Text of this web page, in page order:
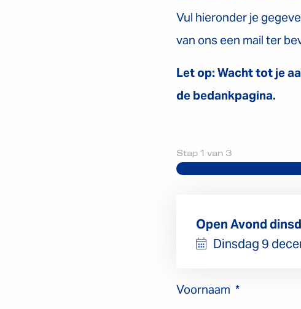
Vul hieronder je
van ons een mail ter
Let op: Wacht tot je
de bedankpagina.
Stap 1 van 3
Open Avond
Dinsdag 9
Voornaam *